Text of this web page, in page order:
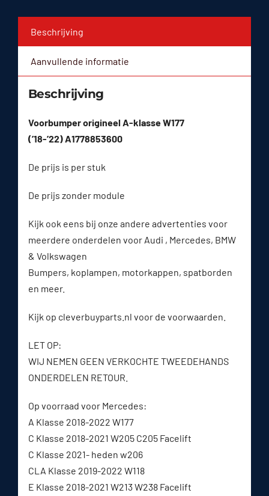
Beschrijving
Aanvullende informatie
Beschrijving
Voorbumper origineel A-klasse W177
(’18-’22) A1778853600
De prijs is per stuk
De prijs zonder module
Kijk ook eens bij onze andere advertenties voor
meerdere onderdelen voor Audi , Mercedes, BMW
& Volkswagen
Bumpers, koplampen, motorkappen, spatborden
en meer.
Kijk op cleverbuyparts.nl voor de voorwaarden.
LET OP:
WIJ NEMEN GEEN VERKOCHTE TWEEDEHANDS
ONDERDELEN RETOUR.
Op voorraad voor Mercedes:
A Klasse 2018-2022 W177
C Klasse 2018-2021 W205 C205 Facelift
C Klasse 2021- heden w206
CLA Klasse 2019-2022 W118
E Klasse 2018-2021 W213 W238 Facelift